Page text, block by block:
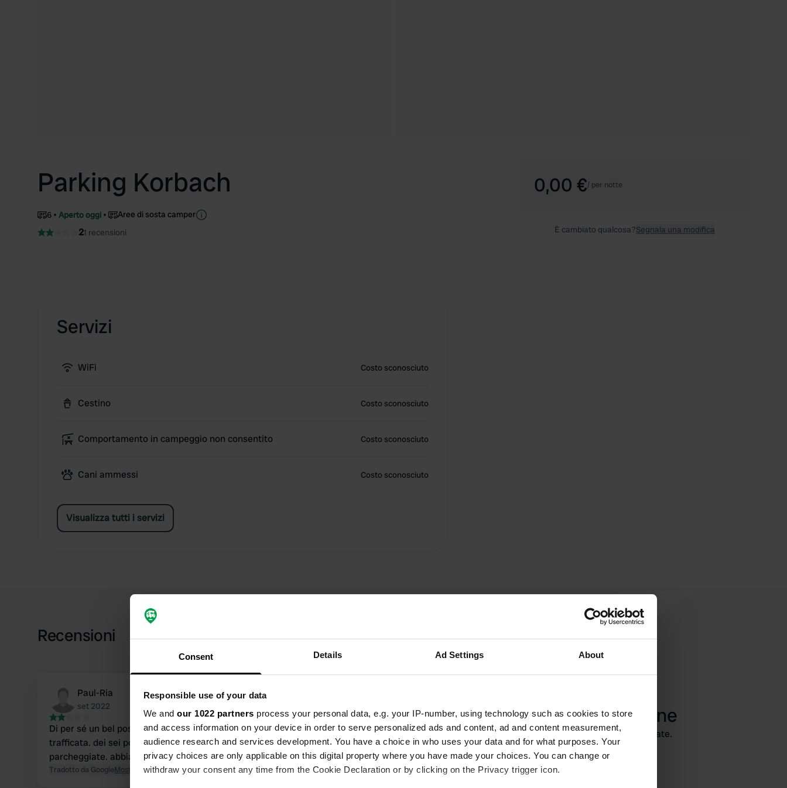
Consent Details Ad Settings About
Responsible use of your data
We and our 1022 partners process your personal data, e.g. your IP-number, using technology such as cookies to store
and access information on your device in order to serve personalized ads and content, ad and content measurement,
audience research and services development. You have a choice in who uses your data and for what purposes. Your
privacy choices are only applicable on this digital property where you have made your choices. You can change or
withdraw your consent any time from the Cookie Declaration or by clicking on the Privacy trigger icon.
Parking Korbach
6 Aperto oggi Aree di sosta camper
21 recensioni
Servizi
WiFi Costo sconosciuto
Cestino Costo sconosciuto
Comportamento in campeggio non consentito Costo sconosciuto
Cani ammessi Costo sconosciuto
Visualizza tutti i servizi
0,00 €/ per notte
È cambiato qualcosa?Segnala una modifica
Recensioni
Paul-Ria
set 2022
Di per sé un bel posto ma dall'altra parte di una bassa siepe una strada
trafficata. dei sei posti disponibili, almeno quattro sono occupati da auto
parcheggiate. abbiamo proseguito.
Tradotto da GoogleMostra originale
Aggiungi una recensione
Siete stati qui? Dite agli altri cosa ne pensate.